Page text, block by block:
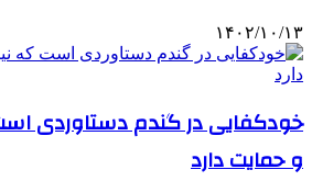
۱۴۰۲/۱۰/۱۳
خودکفایی در گندم دستاوردی
و حمایت دارد